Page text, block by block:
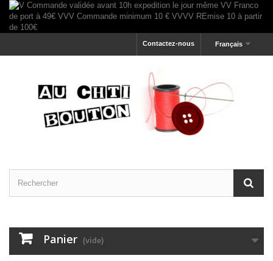
Français
Contactez-nous
Panier (vide)